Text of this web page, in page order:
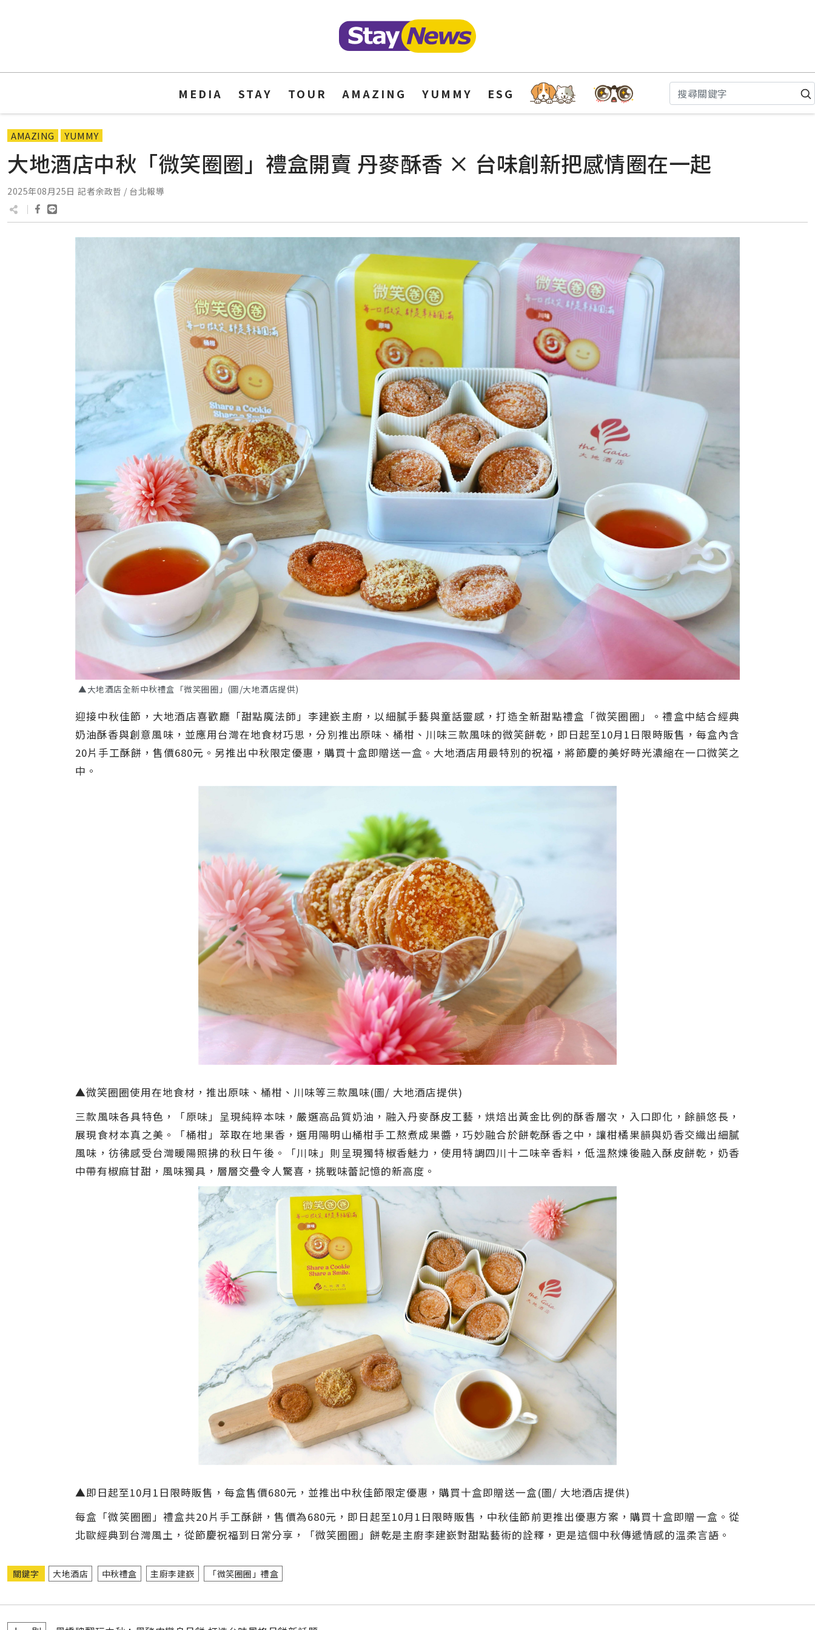
MEDIA STAY TOUR AMAZING YUMMY ESG
AMAZING YUMMY
大地酒店中秋「微笑圈圈」禮盒開賣 丹麥酥香 × 台味創新把感情圈在一起
2025年08月25日 記者余政哲 / 台北報導
▲大地酒店全新中秋禮盒「微笑圈圈」(圖/大地酒店提供)
迎接中秋佳節，大地酒店喜歡廳「甜點魔法師」李建嶔主廚，以細膩手藝與童話靈感，打造全新甜點禮盒「微笑圈圈」。禮盒中結合經典
奶油酥香與創意風味，並應用台灣在地食材巧思，分別推出原味、桶柑、川味三款風味的微笑餅乾，即日起至10月1日限時販售，每盒內含
20片手工酥餅，售價680元。另推出中秋限定優惠，購買十盒即贈送一盒。大地酒店用最特別的祝福，將節慶的美好時光濃縮在一口微笑之
中。
▲微笑圈圈使用在地食材，推出原味、桶柑、川味等三款風味(圖/ 大地酒店提供)
三款風味各具特色，「原味」呈現純粹本味，嚴選高品質奶油，融入丹麥酥皮工藝，烘焙出黃金比例的酥香層次，入口即化，餘韻悠長，
展現食材本真之美。「桶柑」萃取在地果香，選用陽明山桶柑手工熬煮成果醬，巧妙融合於餅乾酥香之中，讓柑橘果韻與奶香交織出細膩
風味，彷彿感受台灣暖陽照拂的秋日午後。「川味」則呈現獨特椒香魅力，使用特調四川十二味辛香料，低溫熬煉後融入酥皮餅乾，奶香
中帶有椒麻甘甜，風味獨具，層層交疊令人驚喜，挑戰味蕾記憶的新高度。
▲即日起至10月1日限時販售，每盒售價680元，並推出中秋佳節限定優惠，購買十盒即贈送一盒(圖/ 大地酒店提供)
每盒「微笑圈圈」禮盒共20片手工酥餅，售價為680元，即日起至10月1日限時販售，中秋佳節前更推出優惠方案，購買十盒即贈一盒。從
北歐經典到台灣風土，從節慶祝福到日常分享，「微笑圈圈」餅乾是主廚李建嶔對甜點藝術的詮釋，更是這個中秋傳遞情感的溫柔言語。
關鍵字 大地酒店 中秋禮盒 主廚李建嶔 「微笑圈圈」禮盒